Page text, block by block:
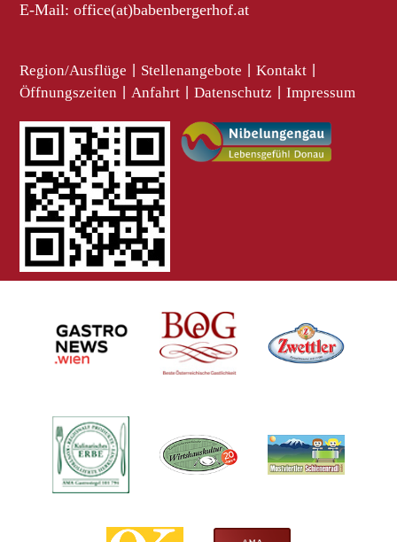
E-Mail:office(at)babenbergerhof.at
Region/Ausflüge Stellenangebote Kontakt
Öffnungszeiten Anfahrt Datenschutz Impressum